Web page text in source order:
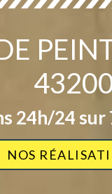
24h/24 sur
NOS